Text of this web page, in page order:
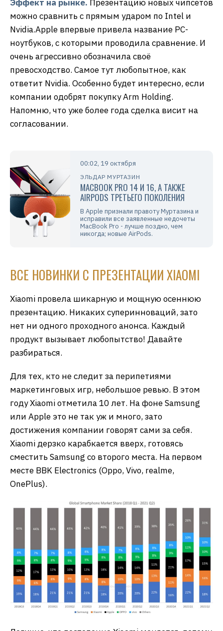
Эффект на рынке. Презентацию новых чипсетов
можно сравнить с прямым ударом по Intel и
Nvidia.Apple впервые привела название PC-
ноутбуков, с которыми проводила сравнение. И
очень агрессивно обозначила своё
превосходство. Самое тут любопытное, как
ответит Nvidia. Особенно будет интересно, если
компании одобрят покупку Arm Holding.
Напомню, что уже более года сделка висит на
согласовании.
00:02, 19 октября
ЭЛЬДАР МУРТАЗИН
MACBOOK PRO 14 И 16, А ТАКЖЕ
AIRPODS ТРЕТЬЕГО ПОКОЛЕНИЯ
В Apple признали правоту Муртазина и
исправили все заявленные недочеты
MacBook Pro - лучше поздно, чем
никогда; новые AirPods.
ВСЕ НОВИНКИ С ПРЕЗЕНТАЦИИ XIAOMI
Xiaomi провела шикарную и мощную осеннюю
презентацию. Никаких суперинноваций, зато
нет ни одного проходного анонса. Каждый
продукт вызывает любопытство! Давайте
разбираться.
Для тех, кто не следит за перипетиями
маркетинговых игр, небольшое ревью. В этом
году Xiaomi отметила 10 лет. На фоне Samsung
или Apple это не так уж и много, зато
достижения компании говорят сами за себя.
Xiaomi дерзко карабкается вверх, готовясь
сместить Samsung со второго места. На первом
месте BBK Electronics (Oppo, Vivo, realme,
OnePlus).